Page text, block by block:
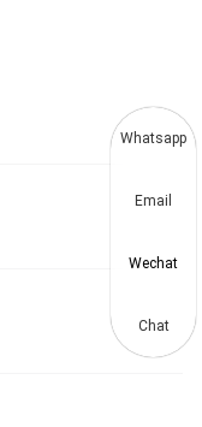
Whatsapp
Email
Wechat
Chat